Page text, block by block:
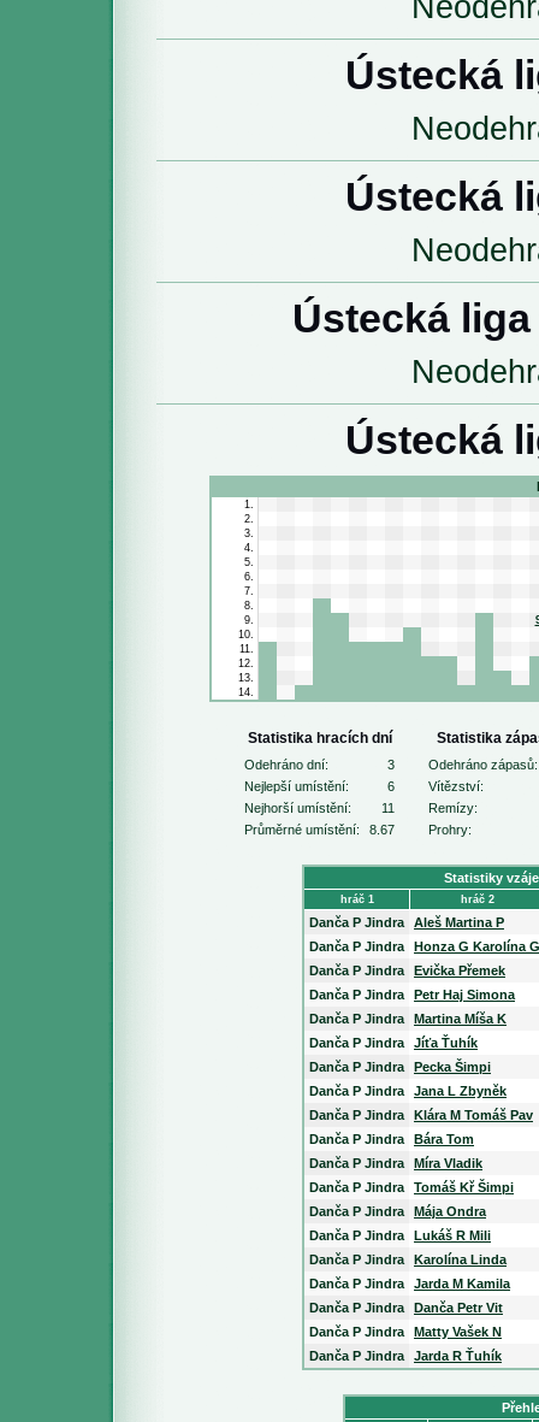
Ústecká
Ústecká
Ústecká
Ústecká
1.
2.
3.
4.
5.
6.
7.
8.
9.
10.
11.
12.
13.
14.
Statistika hracích dní Statistika
Odehráno dní: 3
Odehráno zápasů:
Nejlepší umístění:
6
Vítězství:
Nejhorší umístění:
11
Remízy:
Průměrné umístění:
8.67 Prohry:
Statistiky
hráč 1 hráč 2
Danča P Jindra
Aleš Martina P
Danča P Jindra
Honza G Karolína G
Danča P Jindra
Evička Přemek
Danča P Jindra
Petr Haj Simona
Danča P Jindra
Martina Míša K
Danča P Jindra
Jíťa Ťuhík
Danča P Jindra
Pecka Šimpi
Danča P Jindra
Jana L Zbyněk
Danča P Jindra
Klára M Tomáš Pav
Danča P Jindra
Bára Tom
Danča P Jindra
Míra Vladik
Danča P Jindra
Tomáš Kř Šimpi
Danča P Jindra
Mája Ondra
Danča P Jindra
Lukáš R Mili
Danča P Jindra
Karolína Linda
Danča P Jindra
Jarda M Kamila
Danča P Jindra
Danča Petr Vit
Danča P Jindra
Matty Vašek N
Danča P Jindra
Jarda R Ťuhík